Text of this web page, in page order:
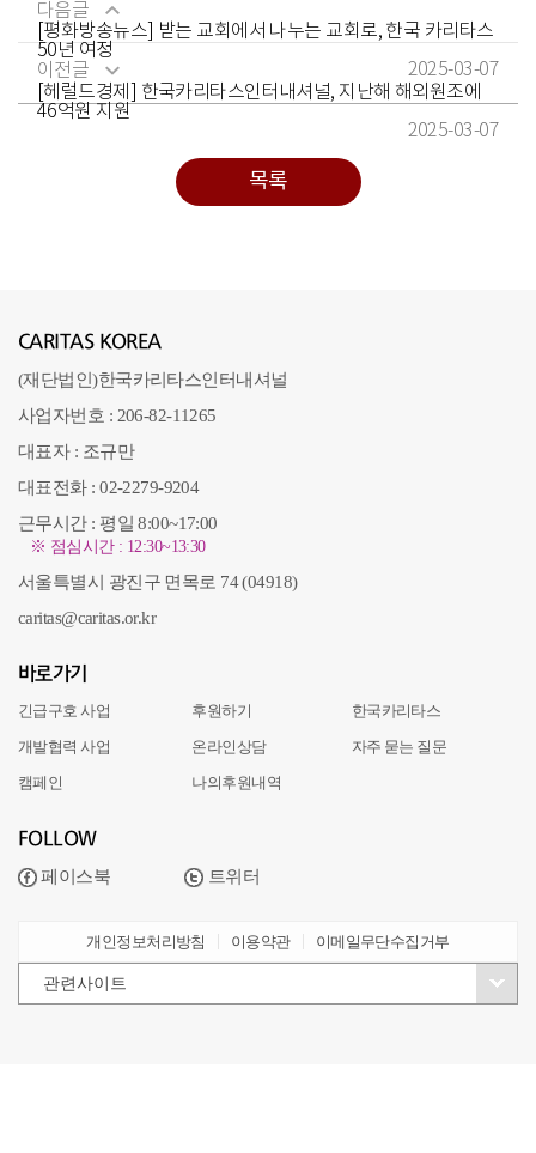
다음글
[평화방송뉴스] 받는 교회에서 나누는 교회로, 한국 카리타스
50년 여정
2025-03-07
이전글
[헤럴드경제] 한국카리타스인터내셔널, 지난해 해외원조에
46억원 지원
2025-03-07
목록
CARITAS KOREA
(재단법인)한국카리타스인터내셔널
사업자번호 : 206-82-11265
대표자 : 조규만
대표전화 : 02-2279-9204
근무시간 : 평일 8:00~17:00
※ 점심시간 : 12:30~13:30
서울특별시 광진구 면목로 74 (04918)
caritas@caritas.or.kr
바로가기
긴급구호 사업
개발협력 사업
캠페인
후원하기
온라인상담
나의후원내역
한국카리타스
자주 묻는 질문
FOLLOW
페이스북 트위터
개인정보처리방침 이용약관 이메일무단수집거부